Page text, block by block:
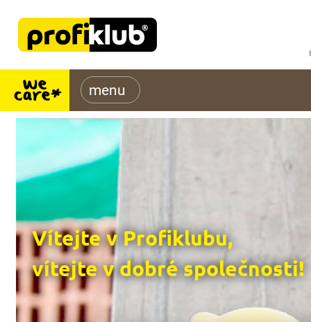
Vítejte v Profiklubu,
vítejte v dobré společnosti!